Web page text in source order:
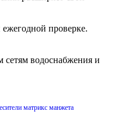
проверке.
водоснабжения и
матрикс манжета